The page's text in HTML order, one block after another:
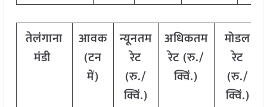
तेलंगाना
मंडी
आवक
(टन
में)
न्यूनतम
रेट
(रु./
क्विं.)
अधिकतम
रेट (रु./
क्विं.)
मोडल
रेट
(रु./
क्विं.)